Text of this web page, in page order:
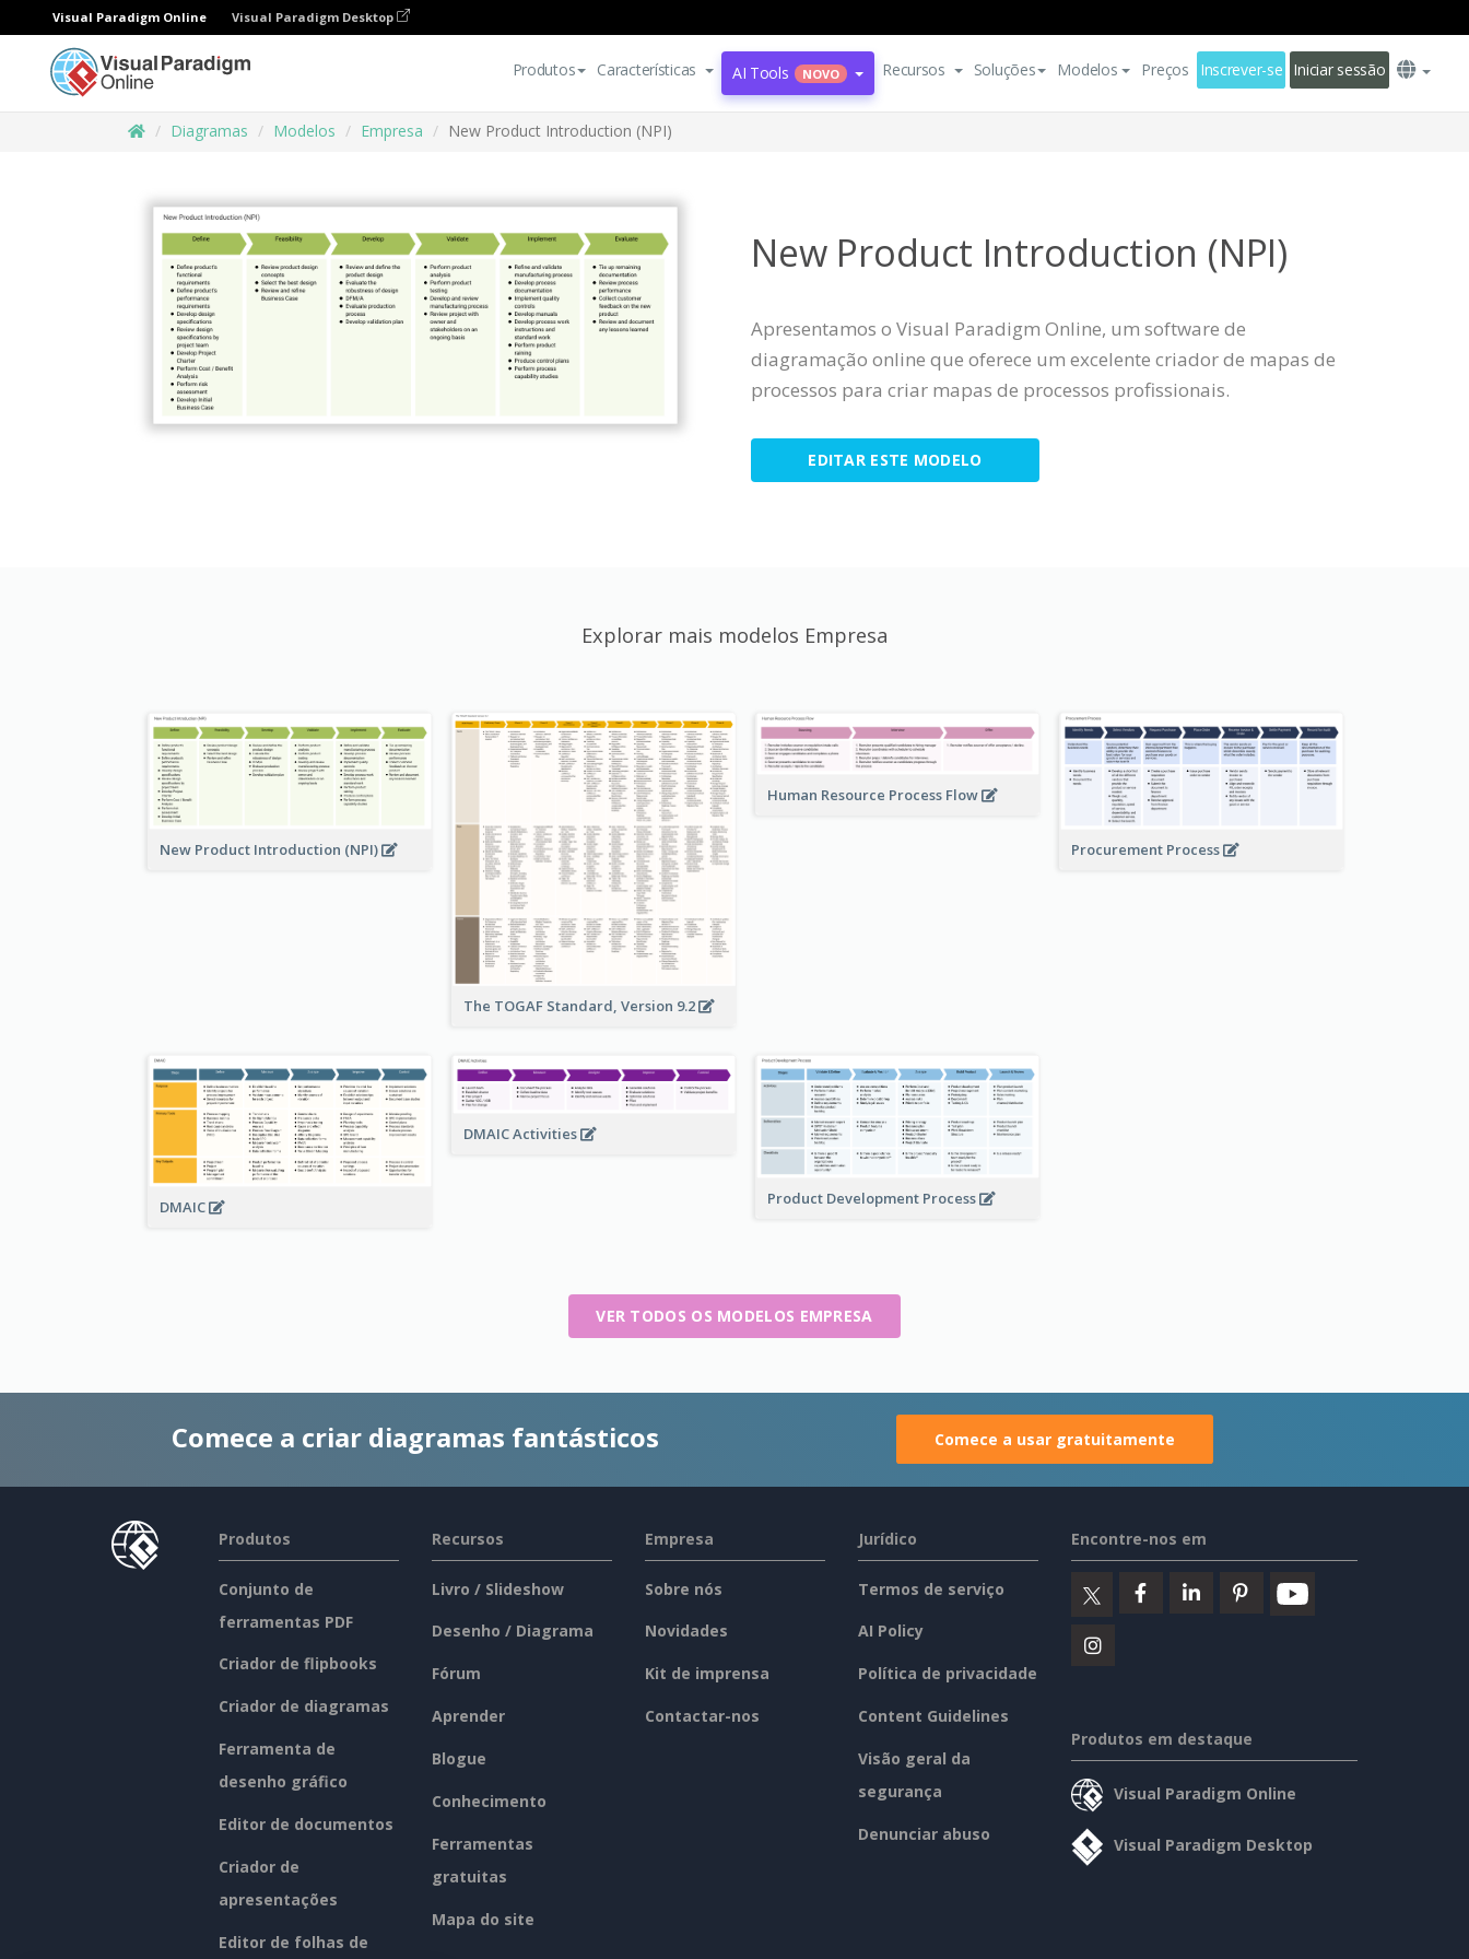
Visual Paradigm Online Visual Paradigm Desktop
Produtos Características AI Tools NOVO Recursos Soluções Modelos Preços Inscrever-se Iniciar sessão
Diagramas Modelos Empresa New Product Introduction (NPI)
New Product Introduction (NPI)
Apresentamos o Visual Paradigm Online, um software de
diagramação online que oferece um excelente criador de mapas de
processos para criar mapas de processos profissionais.
EDITAR ESTE MODELO
Explorar mais modelos Empresa
New Product Introduction (NPI)
The TOGAF Standard, Version 9.2
Human Resource Process Flow
Procurement Process
DMAIC
DMAIC Activities
Product Development Process
VER TODOS OS MODELOS EMPRESA
Comece a criar diagramas fantásticos Comece a usar gratuitamente
Produtos
Conjunto de
ferramentas PDF
Criador de flipbooks
Criador de diagramas
Ferramenta de
desenho gráfico
Editor de documentos
Criador de
apresentações
Editor de folhas de
Recursos
Livro / Slideshow
Desenho / Diagrama
Fórum
Aprender
Blogue
Conhecimento
Ferramentas
gratuitas
Mapa do site
Empresa
Sobre nós
Novidades
Kit de imprensa
Contactar-nos
Jurídico
Termos de serviço
AI Policy
Política de privacidade
Content Guidelines
Visão geral da
segurança
Denunciar abuso
Encontre-nos em
Produtos em destaque
Visual Paradigm Online
Visual Paradigm Desktop